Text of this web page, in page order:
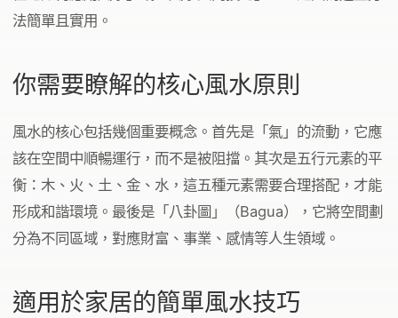
法簡單且實用。
你需要瞭解的核心風水原則
風水的核心包括幾個重要概念。首先是「氣」的流動，它應
該在空間中順暢運行，而不是被阻擋。其次是五行元素的平
衡：木、火、土、金、水，這五種元素需要合理搭配，才能
形成和諧環境。最後是「八卦圖」（Bagua），它將空間劃
分為不同區域，對應財富、事業、感情等人生領域。
適用於家居的簡單風水技巧